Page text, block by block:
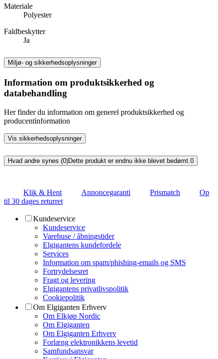
Materiale
Polyester
Faldbeskytter
Ja
Miljø- og sikkerhedsoplysninger
Information om produktsikkerhed og
databehandling
Her finder du information om generel produktsikkerhed og
producentinformation
Vis sikkerhedsoplysninger
Hvad andre synes (0)Dette produkt er endnu ikke blevet bedømt.0
Klik & Hent Annoncegaranti Prismatch
Op
til 30 dages returret
Kundeservice
Kundeservice
Varehuse / åbningstider
Elgigantens kundefordele
Services
Information om spam/phishing-emails og SMS
Fortrydelsesret
Fragt og levering
Elgigantens privatlivspolitik
Cookiepolitik
Om Elgiganten Erhverv
Om Elkjøp Nordic
Om Elgiganten
Om Elgiganten Erhverv
Forlæng elektronikkens levetid
Samfundsansvar